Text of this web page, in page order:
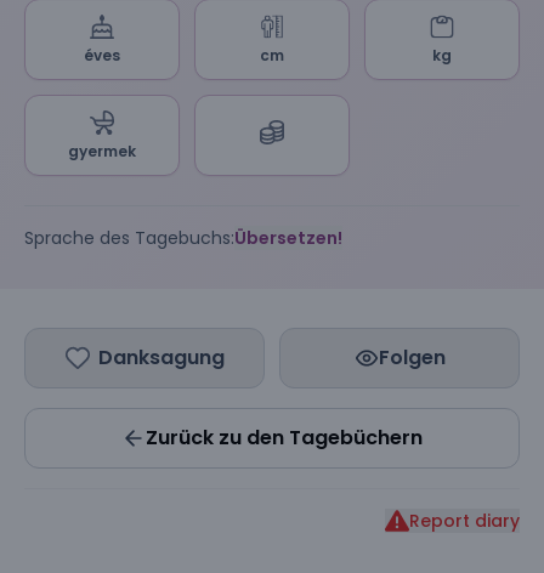
éves cm kg
gyermek
Sprache des Tagebuchs:Übersetzen!
Danksagung Folgen
Zurück zu den Tagebüchern
Report diary